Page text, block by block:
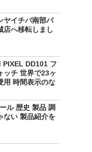
ヤイチバ南部バ
店へ移転しまし
PIXEL DD101 フ
ッチ 世界で23ヶ
用 時間表示のな
ル 歴史 製品 調
ない 製品紹介を